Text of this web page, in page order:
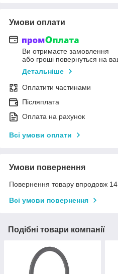
Умови оплати
Ви отримаєте замовлення
або гроші повернуться на
Детальніше
Оплатити частинами
Післяплата
Оплата на рахунок
Всі умови оплати
Умови повернення
Повернення товару впродовж 14
Всі умови повернення
Подібні товари компанії